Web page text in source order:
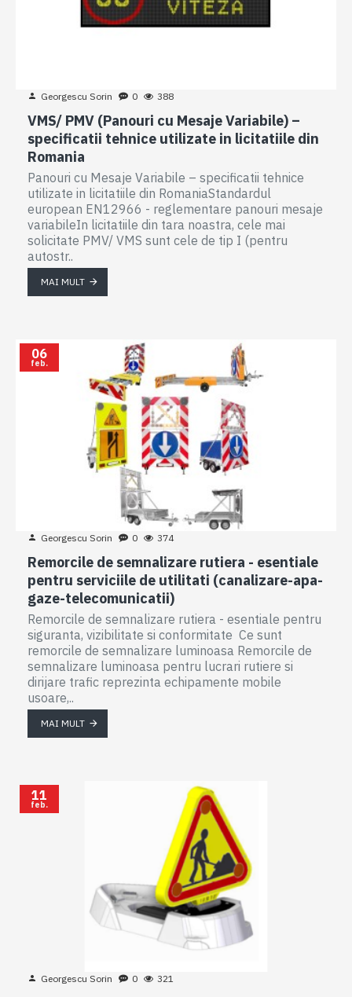
Georgescu Sorin 0 388
VMS/ PMV (Panouri cu Mesaje Variabile) –
specificatii tehnice utilizate in licitatiile din
Romania
Panouri cu Mesaje Variabile – specificatii tehnice
utilizate in licitatiile din RomaniaStandardul
european EN12966 - reglementare panouri mesaje
variabileIn licitatiile din tara noastra, cele mai
solicitate PMV/ VMS sunt cele de tip I (pentru
autostr..
MAI MULT
06
feb.
Georgescu Sorin 0 374
Remorcile de semnalizare rutiera - esentiale
pentru serviciile de utilitati (canalizare-apa-
gaze-telecomunicatii)
Remorcile de semnalizare rutiera - esentiale pentru
siguranta, vizibilitate si conformitate Ce sunt
remorcile de semnalizare luminoasa Remorcile de
semnalizare luminoasa pentru lucrari rutiere si
dirijare trafic reprezinta echipamente mobile
usoare,..
MAI MULT
11
feb.
Georgescu Sorin 0 321